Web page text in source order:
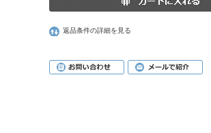
返品条件の詳細を見る